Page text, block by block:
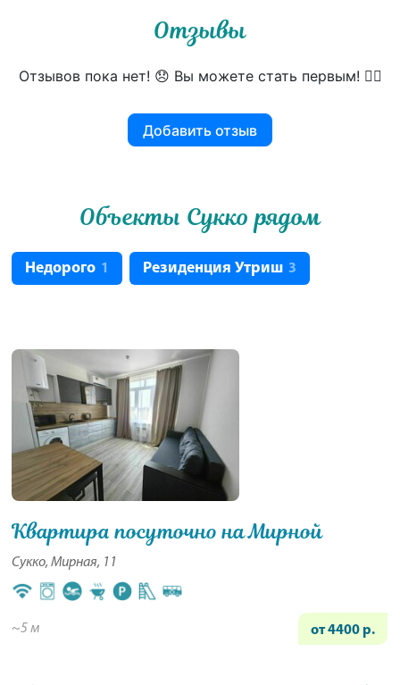
Отзывы
Отзывов пока нет! 😞 Вы можете стать первым! 👍🏻
Добавить отзыв
Объекты Сукко рядом
Недорого 1 Резиденция Утриш 3
Квартира посуточно на Мирной
Сукко, Мирная, 11
~5 м от 4400 р.